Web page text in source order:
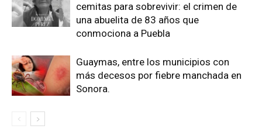
cemitas para sobrevivir: el crimen de
una abuelita de 83 años que
conmociona a Puebla
Guaymas, entre los municipios con
más decesos por fiebre manchada en
Sonora.